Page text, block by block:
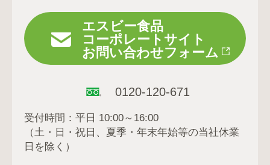
エスビー食品
コーポレートサイト
お問い合わせフォーム
0120-120-671
受付時間：平日 10:00～16:00
（土・日・祝日、夏季・年末年始等の当社休業
日を除く）